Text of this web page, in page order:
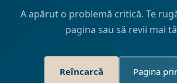
A apărut o problemă critică. Te
pagina sau să revii mai
Reîncarcă Pagina